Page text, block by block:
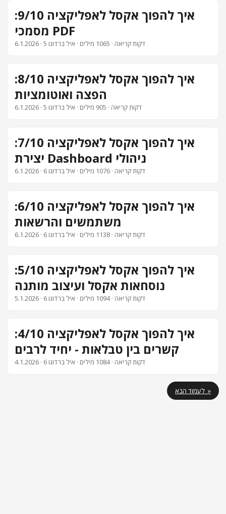
איך להפוך אקסל לאפליקציה 9/10:
מסמכי PDF
6.1.2026 · 5 דקות קריאה · 1065 מילים · איל ברדוגו
איך להפוך אקסל לאפליקציה 8/10:
הפצה ואוטומציות
6.1.2026 · 5 דקות קריאה · 905 מילים · איל ברדוגו
איך להפוך אקסל לאפליקציה 7/10:
יצירת Dashboard ניהולי
6.1.2026 · 6 דקות קריאה · 1076 מילים · איל ברדוגו
איך להפוך אקסל לאפליקציה 6/10:
משתמשים והרשאות
6.1.2026 · 6 דקות קריאה · 1138 מילים · איל ברדוגו
איך להפוך אקסל לאפליקציה 5/10:
נוסחאות אקסל ועיצוב מותנה
5.1.2026 · 6 דקות קריאה · 1094 מילים · איל ברדוגו
איך להפוך אקסל לאפליקציה 4/10:
קשרים בין טבלאות - יחיד לרבים
4.1.2026 · 6 דקות קריאה · 1084 מילים · איל ברדוגו
לעמוד הבא »